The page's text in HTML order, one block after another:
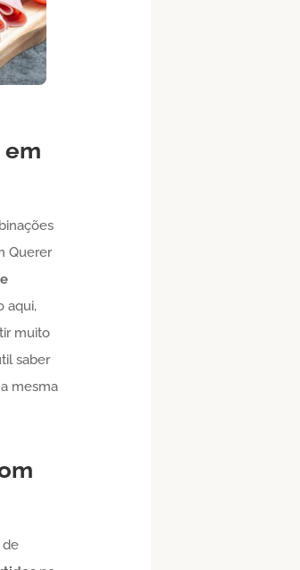
em
Querer
aqui,
muito
saber
mesma
de